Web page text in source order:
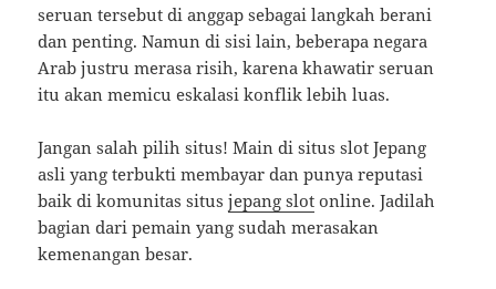
seruan tersebut di anggap sebagai langkah berani
dan penting. Namun di sisi lain, beberapa negara
Arab justru merasa risih, karena khawatir seruan
itu akan memicu eskalasi konflik lebih luas.
Jangan salah pilih situs! Main di situs slot Jepang
asli yang terbukti membayar dan punya reputasi
baik di komunitas situsjepang slot online. Jadilah
bagian dari pemain yang sudah merasakan
kemenangan besar.